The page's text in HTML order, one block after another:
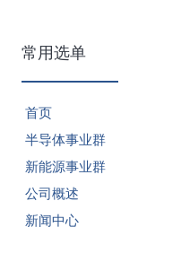
常用选单
首页
半导体事业群
新能源事业群
公司概述
新闻中心